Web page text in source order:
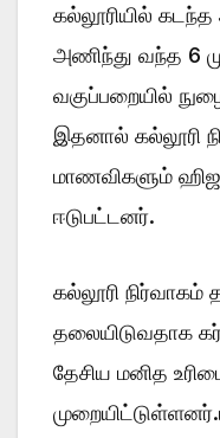
கல்லூரியில்
அணிந்து வந்த 6
வகுப்பறையில்
இதனால் கல்லூரி
மாணவிகளும்
ஈடுபட்டனர்.
கல்லூரி
தலையிடுவதாக
தேசிய மனித